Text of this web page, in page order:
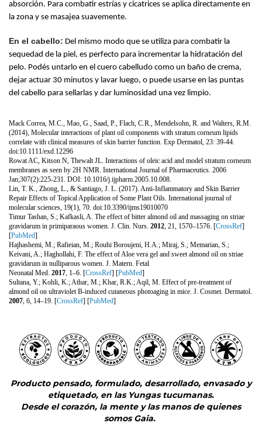
absorción. Para combatir estrías y cicatrices se aplica directamente en
la zona y se masajea suavemente.
En el cabello: Del mismo modo que se utiliza para combatir la
sequedad de la piel, es perfecto para incrementar la hidratación del
pelo. Podés untarlo en el cuero cabelludo como un baño de crema,
dejar actuar 30 minutos y lavar luego, o puede usarse en las puntas
del cabello para sellarlas y dar luminosidad una vez limpio.
Mack Correa, M.C., Mao, G., Saad, P., Flach, C.R., Mendelsohn, R. and Walters, R.M.
(2014), Molecular interactions of plant oil components with stratum corneum lipids
correlate with clinical measures of skin barrier function. Exp Dermatol, 23: 39-44.
doi:10.1111/exd.12296
Rowat AC, Kitson N, Thewalt JL. Interactions of oleic acid and model stratum corneum
membranes as seen by 2H NMR. International Journal of Pharmaceutics. 2006
Jan;307(2):225-231. DOI: 10.1016/j.ijpharm.2005.10.008.
Lin, T. K., Zhong, L., & Santiago, J. L. (2017). Anti-Inflammatory and Skin Barrier
Repair Effects of Topical Application of Some Plant Oils. International journal of
molecular sciences, 19(1), 70. doi:10.3390/ijms19010070
Timur Tashan, S.; Kafkasli, A. The effect of bitter almond oil and massaging on striae
gravidarum in primiparaous women. J. Clin. Nurs. 2012, 21, 1570–1576. [CrossRef]
[PubMed]
Hajhashemi, M.; Rafieian, M.; Rouhi Boroujeni, H.A.; Miraj, S.; Memarian, S.;
Keivani, A.; Haghollahi, F. The effect of Aloe vera gel and sweet almond oil on striae
gravidarum in nulliparous women. J. Matern. Fetal
Neonatal Med. 2017, 1–6. [CrossRef] [PubMed]
Sultana, Y.; Kohli, K.; Athar, M.; Khar, R.K.; Aqil, M. Effect of pre-treatment of
almond oil on ultraviolet B-induced cutaneous photoaging in mice.
2007, 6, 14–19. [CrossRef] [PubMed]
Producto pensado, formulado, desarrollado, envasado y
etiquetado, en las Yungas tucumanas.
Desde el corazón, la mente y las manos de quienes
somos Gaia.